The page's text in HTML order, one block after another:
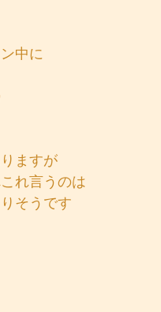
中に
ますが
れ言うのは
そうです